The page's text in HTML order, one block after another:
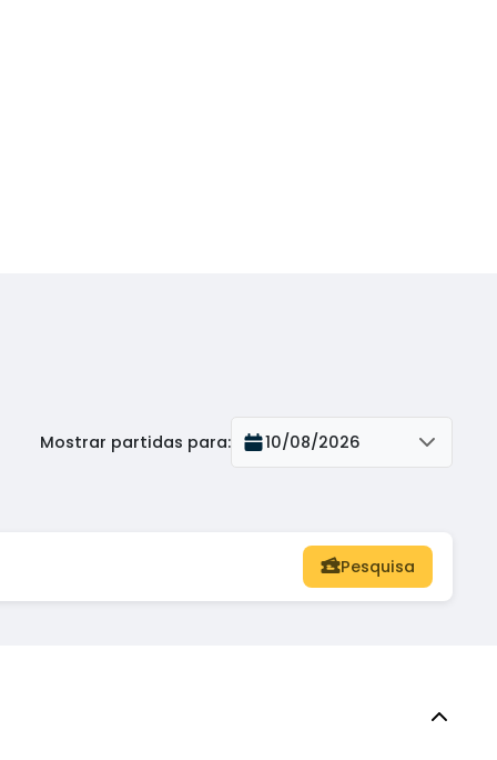
Mostrar partidas para: 10/08/2026
Pesquisa